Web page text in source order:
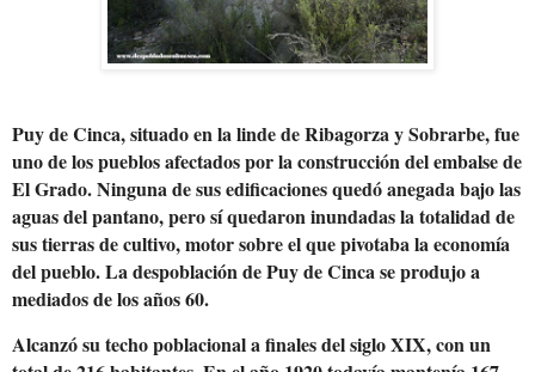
Puy de Cinca, situado en la linde de Ribagorza y Sobrarbe, fue
uno de los pueblos afectados por la construcción del embalse de
El Grado. Ninguna de sus edificaciones quedó anegada bajo las
aguas del pantano, pero sí quedaron inundadas la totalidad de
sus tierras de cultivo, motor sobre el que pivotaba la economía
del pueblo. La despoblación de Puy de Cinca se produjo a
mediados de los años 60.
Alcanzó su techo poblacional a finales del siglo XIX, con un